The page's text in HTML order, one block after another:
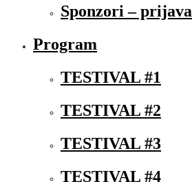
Sponzori – prijava
Program
TESTIVAL #1
TESTIVAL #2
TESTIVAL #3
TESTIVAL #4